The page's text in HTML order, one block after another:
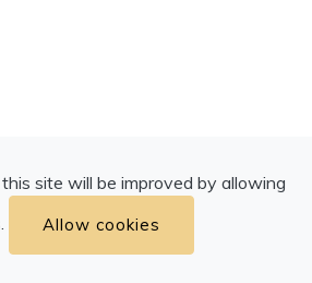
site will be improved by allowing
Allow cookies
Reserved.
WYSSHOP 4.0.0